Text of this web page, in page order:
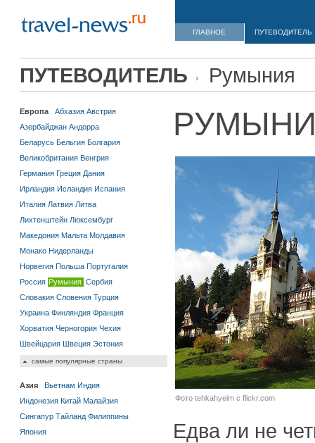
ГЛАВНОЕ ПУТЕВОДИТЕЛЬ
ПУТЕВОДИТЕЛЬ Румыния
Европа Абхазия Австрия
Азербайджан Андорра
Беларусь Бельгия Болгария
Великобритания Венгрия
Германия Греция Дания
Ирландия Исландия Испания
Италия Латвия Литва
Лихтенштейн Люксембург
Македония Мальта Молдавия
Монако Нидерланды
Норвегия Польша Португалия
Россия Румыния Сербия
Словакия Словения Турция
Украина Финляндия Франция
Хорватия Черногория Чехия
Швейцария Швеция Эстония
самые популярные страны
Азия Вьетнам Индия
Индонезия Китай Малайзия
Сингапур Тайланд Филиппины
Япония
Фото tehkahyeim c flickr.com
Едва ли не